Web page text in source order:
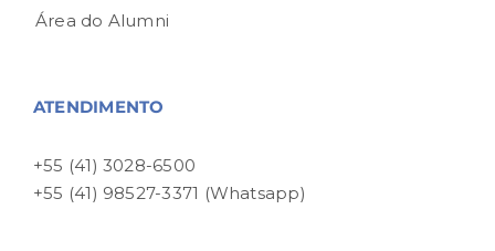
Área do Alumni
ATENDIMENTO
+55 (41) 3028-6500
+55 (41) 98527-3371 (Whatsapp)